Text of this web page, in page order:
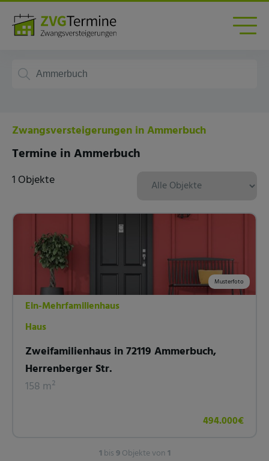
Zwangsversteigerungen in Ammerbuch
Termine in Ammerbuch
1 Objekte
Musterfoto
Ein-Mehrfamilienhaus
Haus
Zweifamilienhaus in 72119 Ammerbuch,
Herrenberger Str.
158 m²
494.000€
1 bis9Objekte von1